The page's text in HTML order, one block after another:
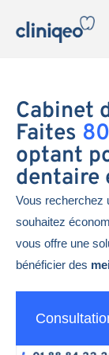
Cabinet
Faites
optant
dentaire
Vous recherchez
souhaitez
vous offre une
bénéficier des